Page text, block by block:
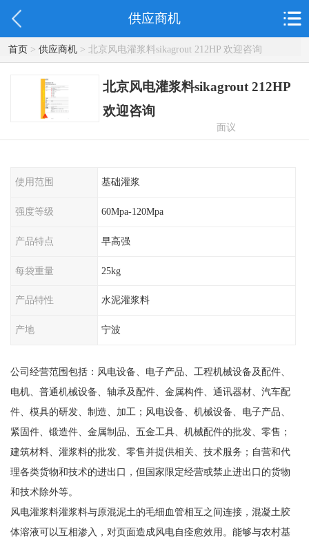
供应商机
首页> 供应商机> 北京风电灌浆料sikagrout 212HP 欢迎咨询
北京风电灌浆料sikagrout 212HP
欢迎咨询
面议
使用范围 基础灌浆
强度等级 60Mpa-120Mpa
产品特点 早高强
每袋重量 25kg
产品特性 水泥灌浆料
产地 宁波
公司经营范围包括：风电设备、电子产品、工程机械设备及配件、
电机、普通机械设备、轴承及配件、金属构件、通讯器材、汽车配
件、模具的研发、制造、加工；风电设备、机械设备、电子产品、
紧固件、锻造件、金属制品、五金工具、机械配件的批发、零售；
建筑材料、灌浆料的批发、零售并提供相关、技术服务；自营和代
理各类货物和技术的进出口，但国家限定经营或禁止进出口的货物
和技术除外等。
风电灌浆料灌浆料与原混泥土的毛细血管相互之间连接，混凝土胶
体溶液可以互相渗入，对页面造成风电自痊愈效用。能够与农村基